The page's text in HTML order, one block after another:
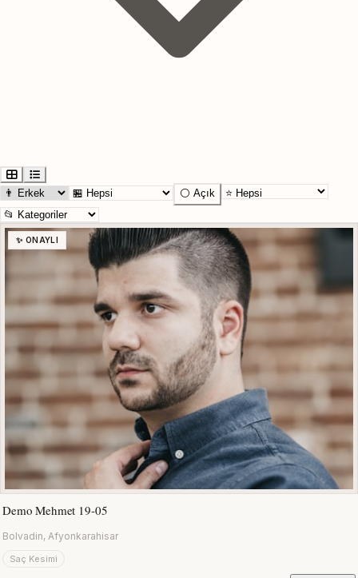
⚪ Açık
✨ ONAYLI
Demo Mehmet 19-05
Bolvadin, Afyonkarahisar
Saç Kesimi